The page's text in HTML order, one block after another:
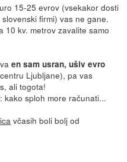
15-25 evrov (vsekakor dosti
firmi) vas ne gane.
10 kv. metrov zavalite samo
en sam usran, ušiv evro
Ljubljane), pa vas
ali togota!
kako sploh more računati...
včasih boli bolj od